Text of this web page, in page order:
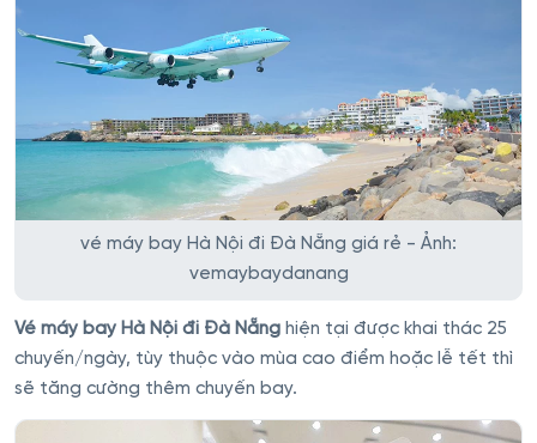
vé máy bay Hà Nội đi Đà Nẵng giá rẻ - Ảnh:
vemaybaydanang
Vé máy bay Hà Nội đi Đà Nẵng hiện tại được khai thác 25
chuyến/ngày, tùy thuộc vào mùa cao điểm hoặc lễ tết thì
sẽ tăng cường thêm chuyến bay.